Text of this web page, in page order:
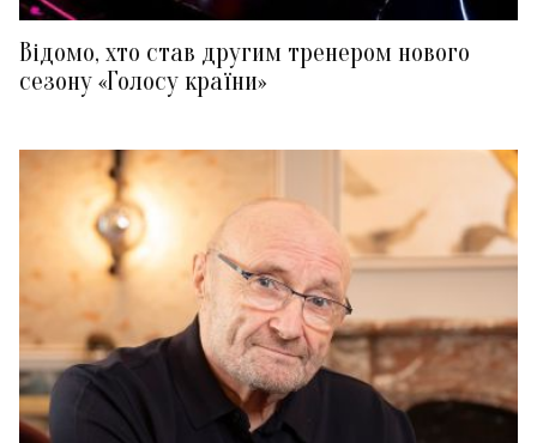
Відомо, хто став другим тренером нового
сезону «Голосу країни»